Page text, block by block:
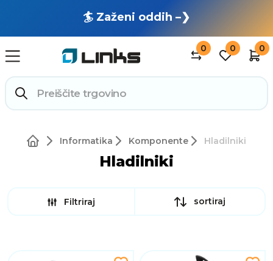
🏄 Zaženi oddih –❯
0 0 0
Informatika Komponente Hladilniki
Hladilniki
Filtriraj sortiraj